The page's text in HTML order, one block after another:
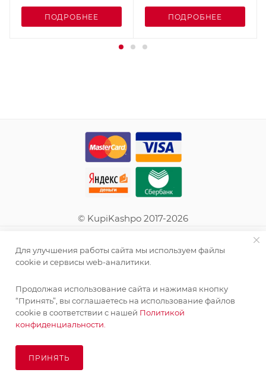
ПОДРОБНЕЕ ПОДРОБНЕЕ
© KupiKashpo 2017-2026
ПОМОЩЬ
ПОДПИСАТЬСЯ НА РАССЫЛКУ
Поставка живых растений осуществляется под заказ
сроком 3-4 недели с минимальной суммой заказа 10000
руб.!
ОК
Для улучшения работы сайта мы используем файлы
cookie и сервисы web-аналитики.
Продолжая использование сайта и нажимая кнопку
“Принять”, вы соглашаетесь на использование файлов
cookie в соответствии с нашей Политикой
конфиденциальности.
ПРИНЯТЬ